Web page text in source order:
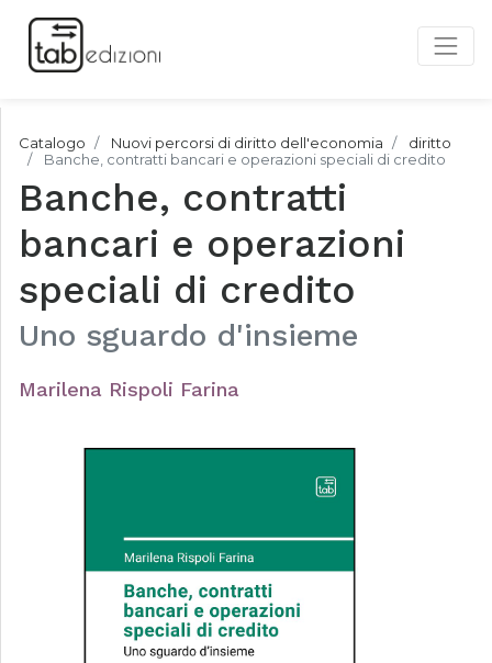
Catalogo Nuovi percorsi di diritto dell'economia
diritto
Banche, contratti bancari e operazioni speciali di credito
Banche, contratti
bancari e operazioni
speciali di credito
Uno sguardo d'insieme
Marilena Rispoli Farina